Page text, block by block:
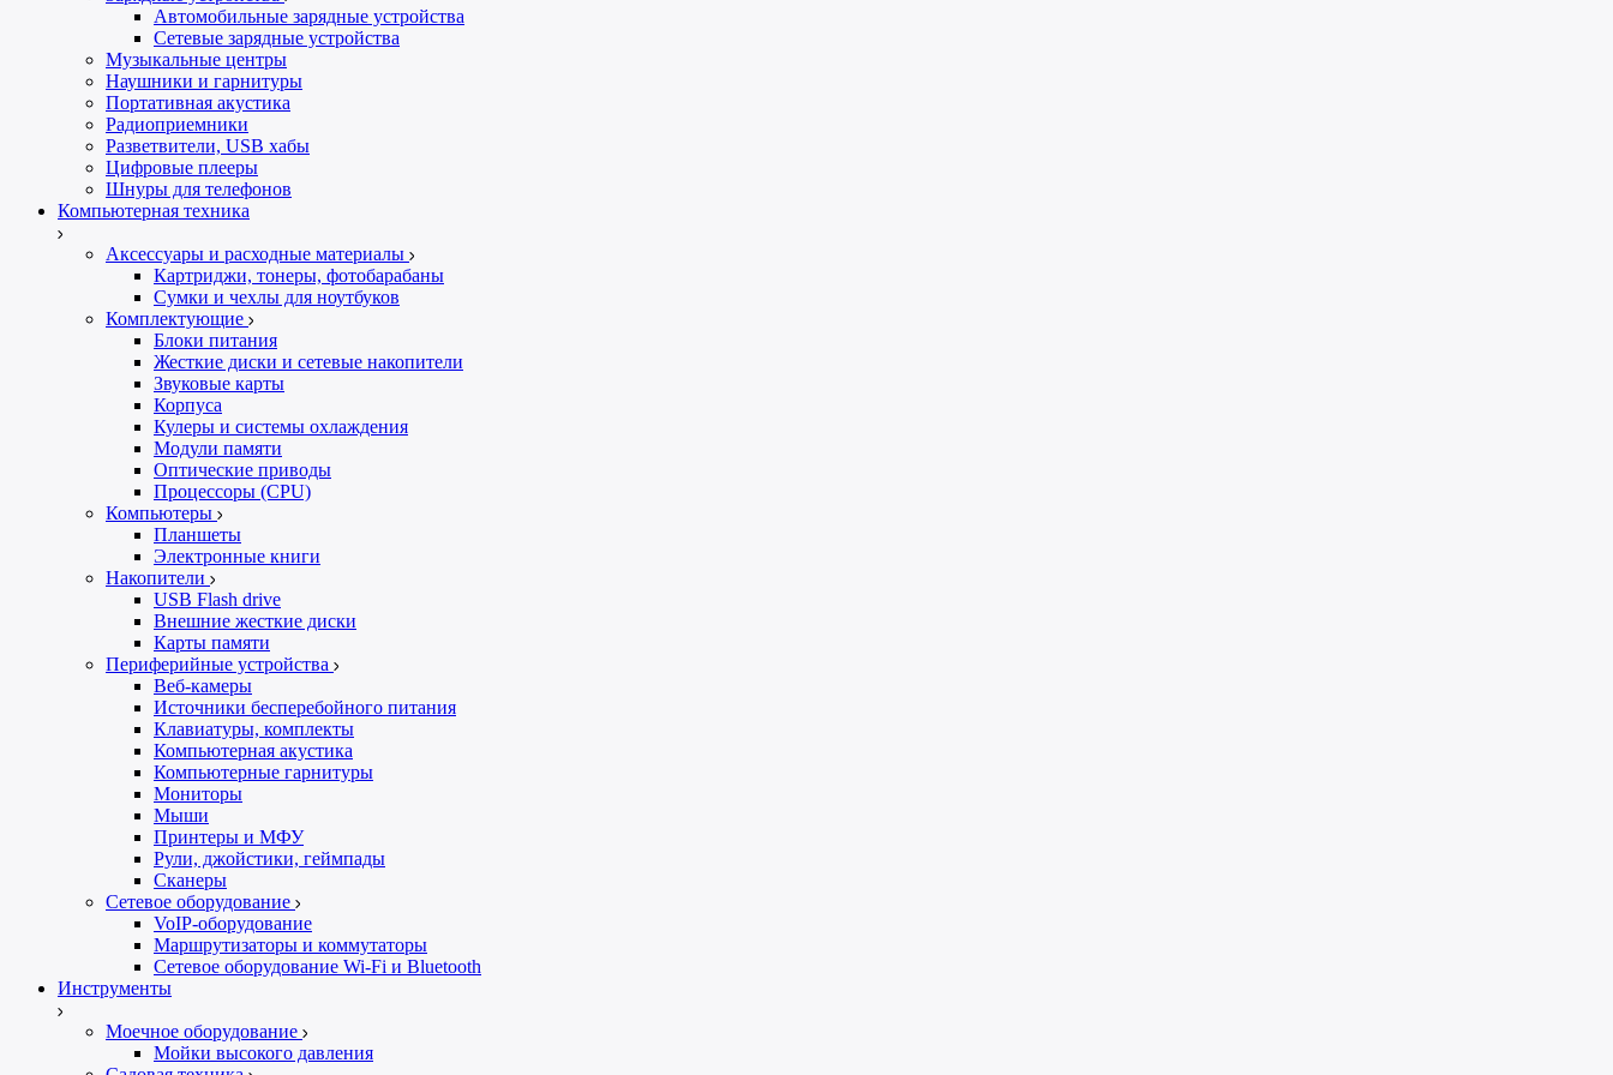
Автомобильные зарядные устройства
Сетевые зарядные устройства
Музыкальные центры
Наушники и гарнитуры
Портативная акустика
Радиоприемники
Разветвители, USB хабы
Цифровые плееры
Шнуры для телефонов
Компьютерная техника
Аксессуары и расходные материалы
Картриджи, тонеры, фотобарабаны
Сумки и чехлы для ноутбуков
Комплектующие
Блоки питания
Жесткие диски и сетевые накопители
Звуковые карты
Корпуса
Кулеры и системы охлаждения
Модули памяти
Оптические приводы
Процессоры (CPU)
Компьютеры
Планшеты
Электронные книги
Накопители
USB Flash drive
Внешние жесткие диски
Карты памяти
Периферийные устройства
Веб-камеры
Источники бесперебойного питания
Клавиатуры, комплекты
Компьютерная акустика
Компьютерные гарнитуры
Мониторы
Мыши
Принтеры и МФУ
Рули, джойстики, геймпады
Сканеры
Сетевое оборудование
VoIP-оборудование
Маршрутизаторы и коммутаторы
Сетевое оборудование Wi-Fi и Bluetooth
Инструменты
Моечное оборудование
Мойки высокого давления